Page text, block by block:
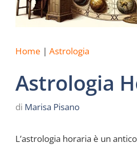
Home | Astrologia
Astrologia
di Marisa Pisano
L’astrologia horaria è un